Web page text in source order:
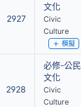
2927
文化
Civic
Culture
模擬
2928
必修-公民
文化
Civic
Culture